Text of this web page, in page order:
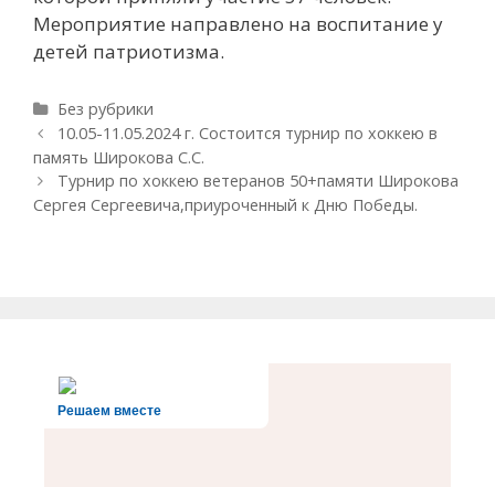
Мероприятие направлено на воспитание у
детей патриотизма.
Р
у
б
р
и
Без рубрики
Н
а
в
и
10.05-11.05.2024 г. Состоится турнир по хоккею в
память Широкова С.С.
Турнир по хоккею ветеранов 50+памяти Широкова
Сергея Сергеевича,приуроченный к Дню Победы.
Решаем вместе